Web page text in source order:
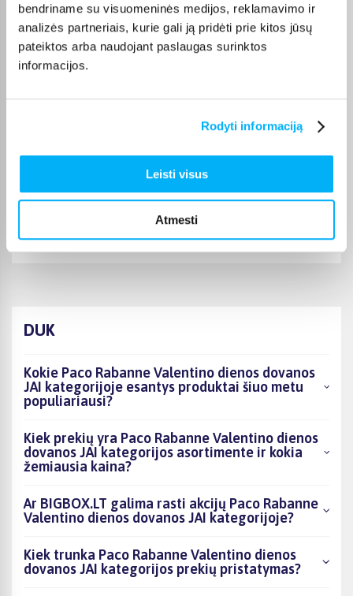
bendriname su visuomeninės medijos, reklamavimo ir
analizės partneriais, kurie gali ją pridėti prie kitos jūsų
pateiktos arba naudojant paslaugas surinktos
informacijos.
Rodyti informaciją
Leisti visus
Atmesti
Patvirtintas pirkėjas
Puiki dovana darbui ir pramogai 🙂 Ačiū
Edgaras S.
Patvirtintas pirkėjas
kokybės sant ...
DUK
Kokie Paco Rabanne Valentino dienos dovanos
JAI kategorijoje esantys produktai šiuo metu
populiariausi?
Kiek prekių yra Paco Rabanne Valentino dienos
dovanos JAI kategorijos asortimente ir kokia
žemiausia kaina?
Ar BIGBOX.LT galima rasti akcijų Paco Rabanne
Valentino dienos dovanos JAI kategorijoje?
Kiek trunka Paco Rabanne Valentino dienos
dovanos JAI kategorijos prekių pristatymas?